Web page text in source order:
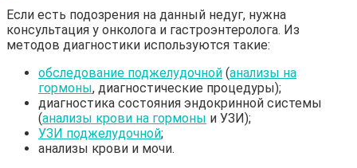
Если есть подозрения на данный недуг, нужна
консультация у онколога и гастроэнтеролога. Из
методов диагностики используются такие:
обследование поджелудочной (анализы на
гормоны, диагностические процедуры);
диагностика состояния эндокринной системы
(анализы крови на гормоны и УЗИ);
УЗИ поджелудочной;
анализы крови и мочи.